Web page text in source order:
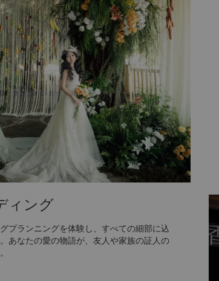
ィング
プランニングを体験し、すべての細部に込
あなたの愛の物語が、友人や家族の証人の